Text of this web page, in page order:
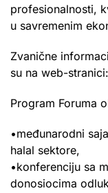
profesionalnosti,
u savremenim
Zvanične
su na web-stranici:
Program Foruma
•međunarodni
halal sektore,
•konferenciju sa
donosiocima